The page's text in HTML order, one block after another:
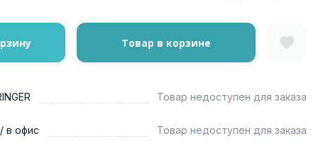
Товар в корзине
Товар недоступен для заказа
в офис Товар недоступен для заказа